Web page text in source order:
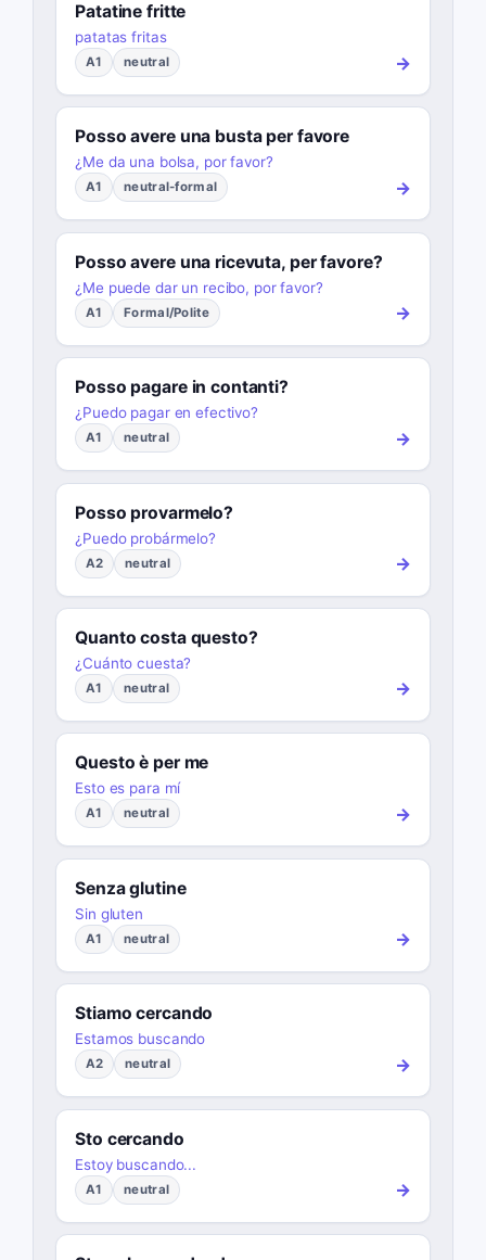
Patatine fritte
patatas fritas
A1 neutral →
Posso avere una busta per favore
¿Me da una bolsa, por favor?
A1 neutral-formal →
Posso avere una ricevuta, per favore?
¿Me puede dar un recibo, por favor?
A1 Formal/Polite →
Posso pagare in contanti?
¿Puedo pagar en efectivo?
A1 neutral →
Posso provarmelo?
¿Puedo probármelo?
A2 neutral →
Quanto costa questo?
¿Cuánto cuesta?
A1 neutral →
Questo è per me
Esto es para mí
A1 neutral →
Senza glutine
Sin gluten
A1 neutral →
Stiamo cercando
Estamos buscando
A2 neutral →
Sto cercando
Estoy buscando...
A1 neutral →